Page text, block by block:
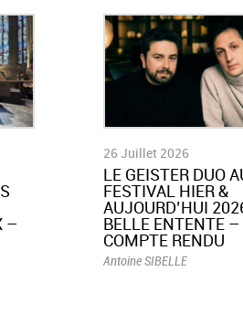
–
26 Juillet 2026
LE GEISTER DUO
FESTIVAL HIER &
AUJOURD’HUI
BELLE ENTENTE –
COMPTE RENDU
Antoine SIBELLE